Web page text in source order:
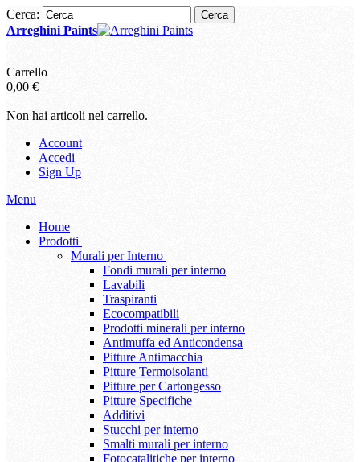
Cerca: Cerca
Arreghini Paints
Carrello
0,00 €
Non hai articoli nel carrello.
Account
Accedi
Sign Up
Menu
Home
Prodotti
Murali per Interno
Fondi murali per interno
Lavabili
Traspiranti
Ecocompatibili
Prodotti minerali per interno
Antimuffa ed Anticondensa
Pitture Antimacchia
Pitture Termoisolanti
Pitture per Cartongesso
Pitture Specifiche
Additivi
Stucchi per interno
Smalti murali per interno
Fotocatalitiche per interno